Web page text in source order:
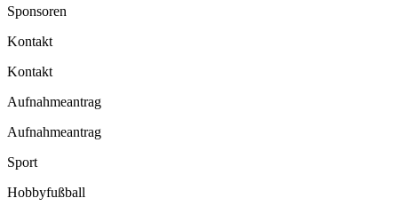
Sponsoren
Kontakt
Kontakt
Aufnahmeantrag
Aufnahmeantrag
Sport
Hobbyfußball